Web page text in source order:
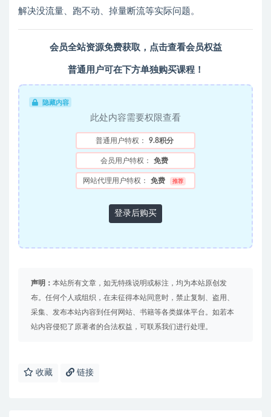
解决没流量、跑不动、掉量断流等实际问题。
会员全站资源免费获取 ， 点击查看会员权益
普通用户可在下方单独购买课程！
隐藏内容
此处内容需要权限查看
普通用户特权： 9.8积分
会员用户特权： 免费
网站代理用户特权： 免费 推荐
登录后购买
声明： 本站所有文章，如无特殊说明或标注，均为本站原创发
布。任何个人或组织，在未征得本站同意时，禁止复制、盗用、
采集、发布本站内容到任何网站、书籍等各类媒体平台。如若本
站内容侵犯了原著者的合法权益，可联系我们进行处理。
收藏 链接